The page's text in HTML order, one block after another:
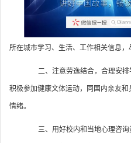
所在城市学习、生活、工作相关信息，
二、注意劳逸结合，合理安排
积极参加健康文体运动，同国内亲友
情绪。
三、用好校内和当地心理咨询